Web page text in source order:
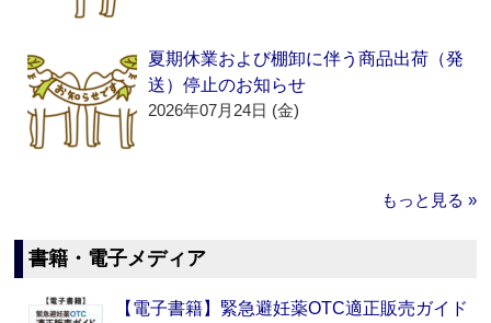
夏期休業および棚卸に伴う商品出荷（発
送）停止のお知らせ
2026年07月24日 (金)
もっと見る »
書籍・電子メディア
【電子書籍】緊急避妊薬OTC適正販売ガイド